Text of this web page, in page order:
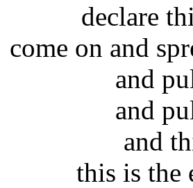
declare
come on and
and
and
and
this is the